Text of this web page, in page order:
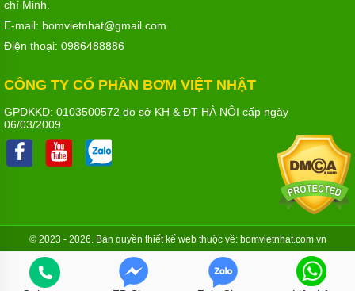
chí Minh.
E-mail: bomvietnhat@gmail.com
Điện thoại: 0986488886
CÔNG TY CỔ PHẦN BƠM VIỆT NHẬT
GPDKKD: 0103500572 do sở KH & ĐT HÀ NỘI cấp ngày
06/03/2009.
© 2023 - 2026. Bản quyền thiết kế webthuộc về: bomvietnhat.com.vn